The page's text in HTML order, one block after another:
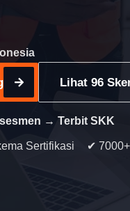
Lihat 96
→ Terbit SKK
Sertifikasi ✔